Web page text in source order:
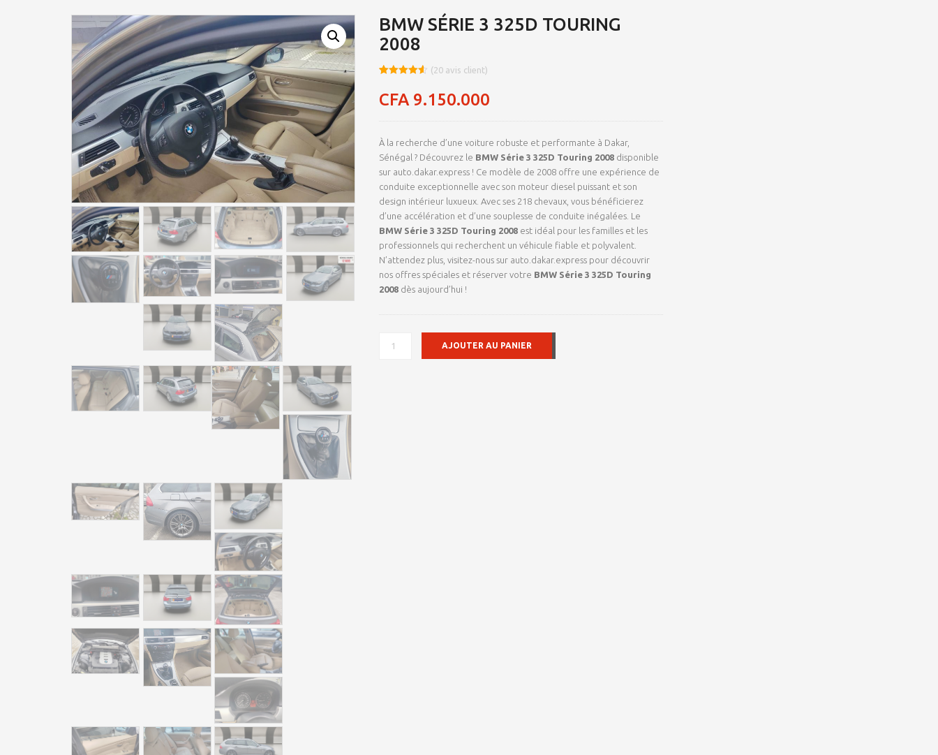
BMW SÉRIE 3 325D TOURING
2008
sur 5
basé sur
client
(20avis client)
CFA9.150.000
À la recherche d’une voiture robuste et performante à Dakar,
Sénégal ? Découvrez le BMW Série 3 325D Touring 2008disponible
sur auto.dakar.express ! Ce modèle de 2008 offre une expérience de
conduite exceptionnelle avec son moteur diesel puissant et son
design intérieur luxueux. Avec ses 218 chevaux, vous bénéficierez
d’une accélération et d’une souplesse de conduite inégalées. Le
BMW Série 3 325D Touring 2008est idéal pour les familles et les
professionnels qui recherchent un véhicule fiable et polyvalent.
N’attendez plus, visitez-nous sur auto.dakar.express pour découvrir
nos offres spéciales et réserver votre BMW Série 3 325D Touring
2008dès aujourd’hui !
QUANTITÉ
AJOUTER AU PANIER